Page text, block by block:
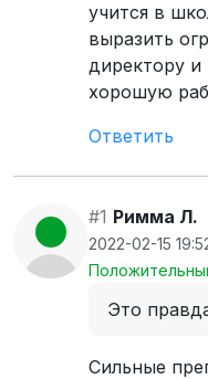
учится в
выразить
директору и
хорошую
Ответить
#1 Римма Л.
2022-02-15
Это
Сильные